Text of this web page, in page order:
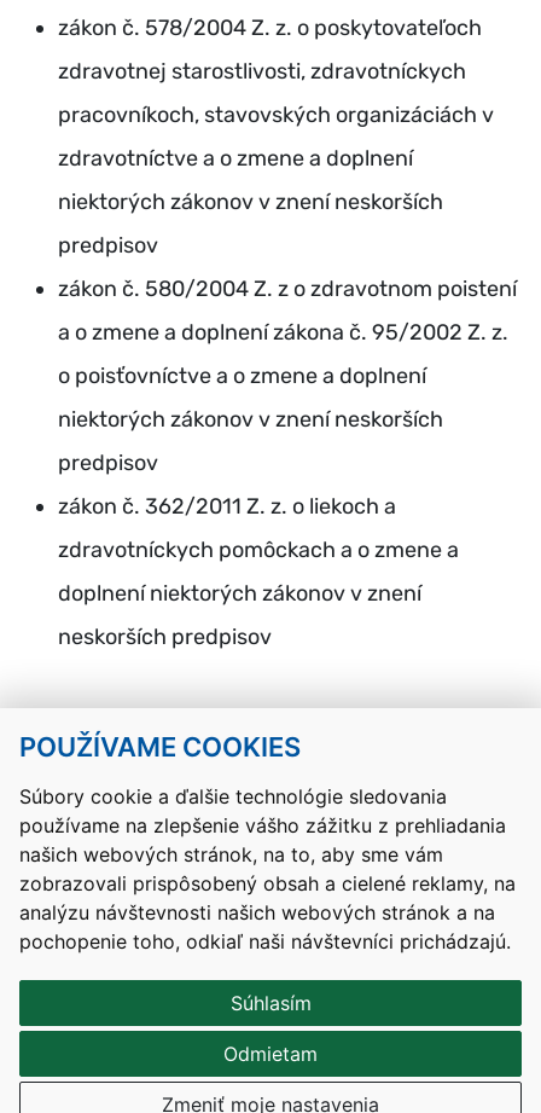
POUŽÍVAME COOKIES
Súbory cookie a ďalšie technológie sledovania
používame na zlepšenie vášho zážitku z prehliadania
našich webových stránok, na to, aby sme vám
zobrazovali prispôsobený obsah a cielené reklamy, na
analýzu návštevnosti našich webových stránok a na
pochopenie toho, odkiaľ naši návštevníci prichádzajú.
Súhlasím
Odmietam
Zmeniť moje nastavenia
zákon č. 578/2004 Z. z. o poskytovateľoch
zdravotnej starostlivosti, zdravotníckych
pracovníkoch, stavovských organizáciách v
zdravotníctve a o zmene a doplnení
niektorých zákonov v znení neskorších
predpisov
zákon č. 580/2004 Z. z o zdravotnom poistení
a o zmene a doplnení zákona č. 95/2002 Z. z.
o poisťovníctve a o zmene a doplnení
niektorých zákonov v znení neskorších
predpisov
zákon č. 362/2011 Z. z. o liekoch a
zdravotníckych pomôckach a o zmene a
doplnení niektorých zákonov v znení
neskorších predpisov
Kontakty Mapa stránky RSS
Vyhlásenie o prístupnosti
Nastavenia cookies
Prevádzkovateľom služby je Ministerstvo školstva, výskumu,
vývoja a mládeže Slovenskej republiky.